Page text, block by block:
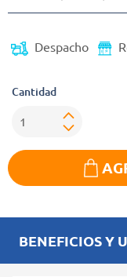
Despacho
Cantidad
BENEFICIOS Y